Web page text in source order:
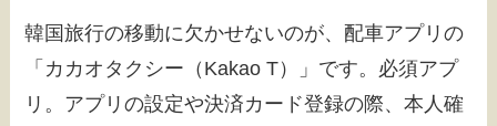
韓国旅行の移動に欠かせないのが、配車アプリの
「カカオタクシー（Kakao T）」です。必須アプ
リ。アプリの設定や決済カード登録の際、本人確